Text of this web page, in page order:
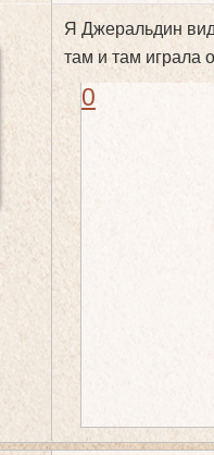
Я Джеральдин
там и там играла
0